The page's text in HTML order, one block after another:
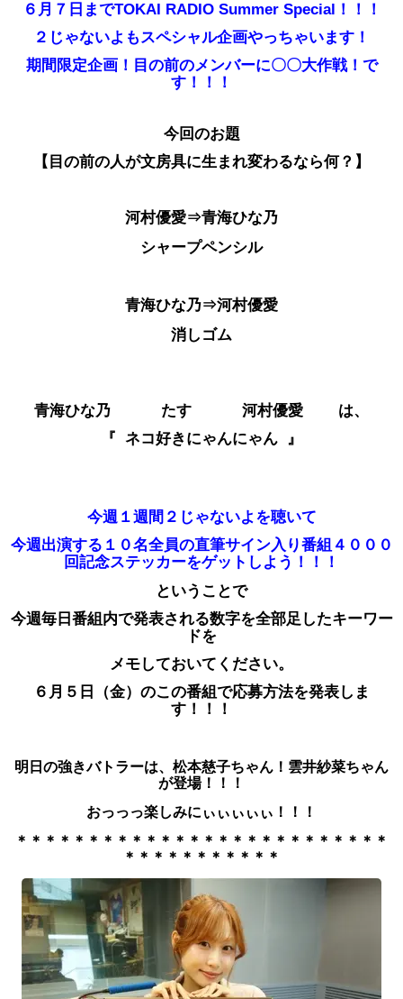
６月７日までTOKAI RADIO Summer Special！！！
２じゃないよもスペシャル企画やっちゃいます！
期間 限定企画！目の前のメンバーに〇〇大作戦！で
す！！！
今回のお題
【目の前の人が文房具に生まれ変わるなら何？】
河村優愛⇒青海ひな乃
シャープペンシル
青海ひな乃⇒河村優愛
消しゴム
青海ひな乃 たす 河村優愛 は、
『 ネコ好きにゃんにゃん 』
今週１週間２じゃないよを聴いて
今週出演する１０名全員の直筆サイン入り番組４０００
回記念ステッカーをゲットしよう！！！
ということで
今週毎日番組内で発表される数字を全部足したキーワー
ドを
メモしておいてください。
６月５日（金）のこの番組で応募方法を発表しま
す！！！
明日の強きバトラーは、松本慈子ちゃん！雲井紗菜ちゃん
が登場！！！
おっっっ楽しみにぃぃぃぃぃ！！！
＊＊＊＊＊＊＊＊＊＊＊＊＊＊＊＊＊＊＊＊＊＊＊＊＊＊
＊＊＊＊＊＊＊＊＊＊＊